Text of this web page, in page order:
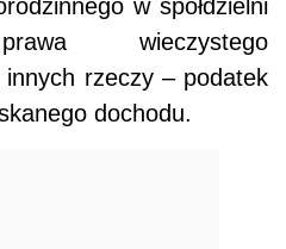
w spółdzielni
wieczystego
rzeczy – podatek
dochodu.